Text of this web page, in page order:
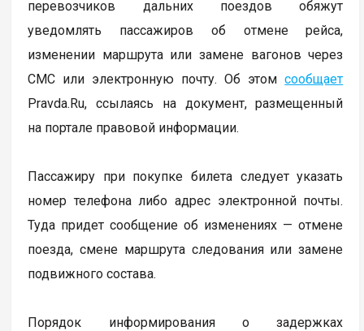
перевозчиков дальних поездов обяжут
уведомлять пассажиров об отмене рейса,
изменении маршрута или замене вагонов через
СМС или электронную почту. Об этомсообщает
Pravda.Ru, ссылаясь на документ, размещенный
на портале правовой информации.
Пассажиру при покупке билета следует указать
номер телефона либо адрес электронной почты.
Туда придет сообщение об изменениях — отмене
поезда, смене маршрута следования или замене
подвижного состава.
Порядок информирования о задержках